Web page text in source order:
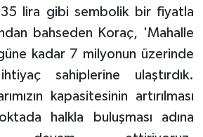
lira gibi sembolik bir fiyatla
bahseden Koraç, 'Mahalle
kadar 7 milyonun üzerinde
sahiplerine ulaştırdık.
kapasitesinin artırılması
halkla buluşması adına